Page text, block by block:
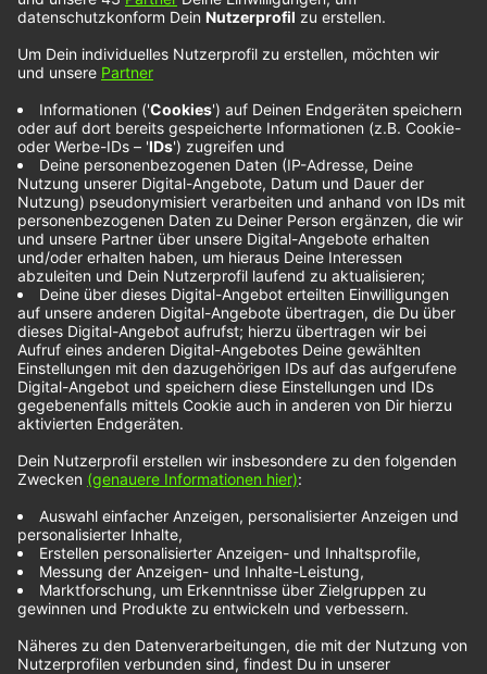
Picture This – Red
Lights
Für viele ist es ein absoluter Herzenswunsch: Die
eine Person zu finden, mit der es perfekt passt
und die das Leben komplett macht. Um dieses
begehrte Puzzlestück geht es im Song „Red
Lights“ von Picture This. Die irische Band ist eher
für ihren ruhigen und akustischen Sound bekannt.